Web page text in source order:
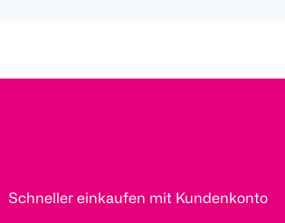
Schneller einkaufen mit Kundenkonto